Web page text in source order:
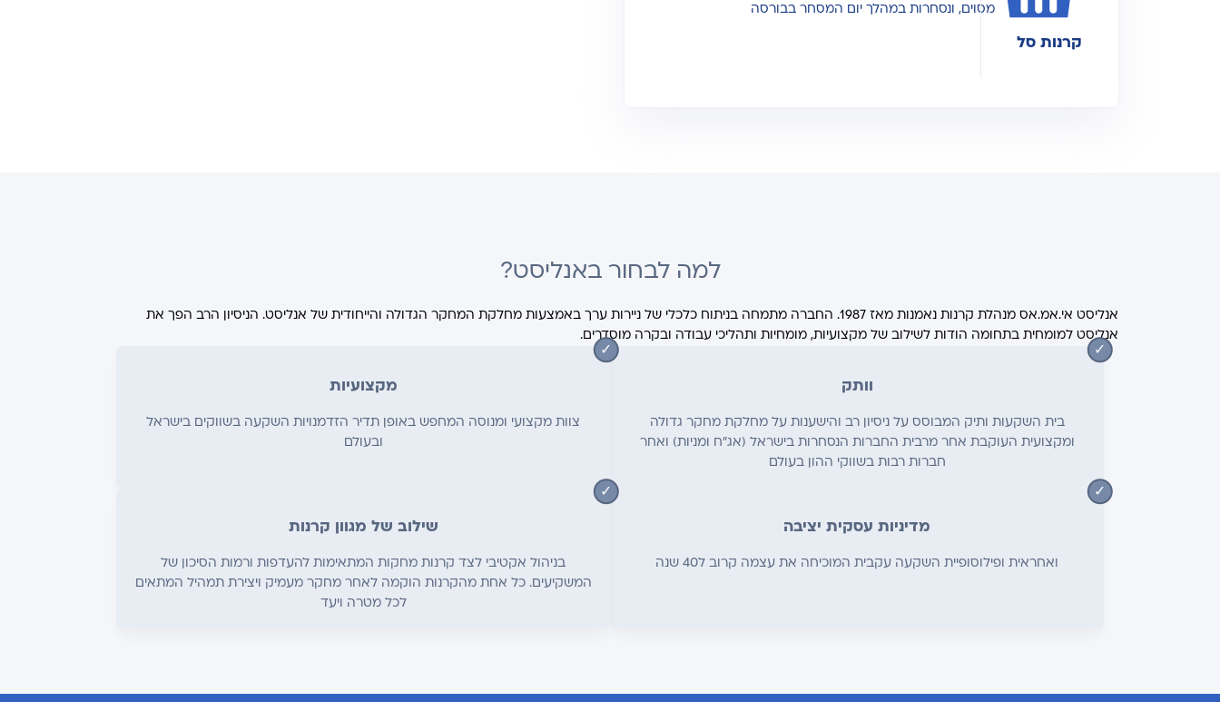
קרנות סל
מסוים, ונסחרות במהלך יום המסחר בבורסה
למה לבחור באנליסט?
אנליסט אי.אמ.אס מנהלת קרנות נאמנות מאז 1987. החברה מתמחה בניתוח כלכלי של ניירות ערך באמצעות מחלקת המחקר הגדולה והייחודית של אנליסט. הניסיון הרב הפך את
אנליסט למומחית בתחומה הודות לשילוב של מקצועיות, מומחיות ותהליכי עבודה ובקרה מוסדרים.
וותק
בית השקעות ותיק המבוסס על ניסיון רב והישענות על מחלקת מחקר גדולה
ומקצועית העוקבת אחר מרבית החברות הנסחרות בישראל (אג"ח ומניות) ואחר
חברות רבות בשווקי ההון בעולם
מקצועיות
צוות מקצועי ומנוסה המחפש באופן תדיר הזדמנויות השקעה בשווקים בישראל
ובעולם
מדיניות עסקית יציבה
ואחראית ופילוסופיית השקעה עקבית המוכיחה את עצמה קרוב ל40 שנה
שילוב של מגוון קרנות
בניהול אקטיבי לצד קרנות מחקות המתאימות להעדפות ורמות הסיכון של
המשקיעים. כל אחת מהקרנות הוקמה לאחר מחקר מעמיק ויצירת תמהיל המתאים
לכל מטרה ויעד